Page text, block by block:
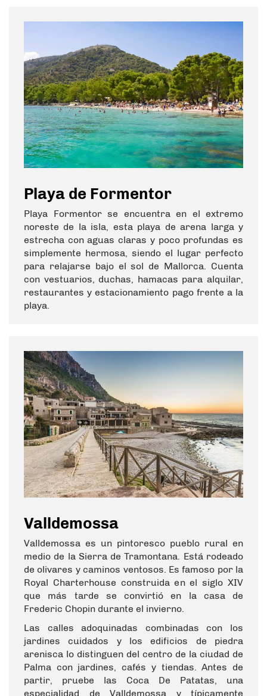
Playa de Formentor
Playa Formentor se encuentra en el extremo
noreste de la isla, esta playa de arena larga y
estrecha con aguas claras y poco profundas es
simplemente hermosa, siendo el lugar perfecto
para relajarse bajo el sol de Mallorca. Cuenta
con vestuarios, duchas, hamacas para alquilar,
restaurantes y estacionamiento pago frente a la
playa.
Valldemossa
Valldemossa es un pintoresco pueblo rural en
medio de la Sierra de Tramontana. Está rodeado
de olivares y caminos ventosos. Es famoso por la
Royal Charterhouse construida en el siglo XIV
que más tarde se convirtió en la casa de
Frederic Chopin durante el invierno.
Las calles adoquinadas combinadas con los
jardines cuidados y los edificios de piedra
arenisca lo distinguen del centro de la ciudad de
Palma con jardines, cafés y tiendas. Antes de
partir, pruebe las Coca De Patatas, una
especialidad de Valldemossa y típicamente